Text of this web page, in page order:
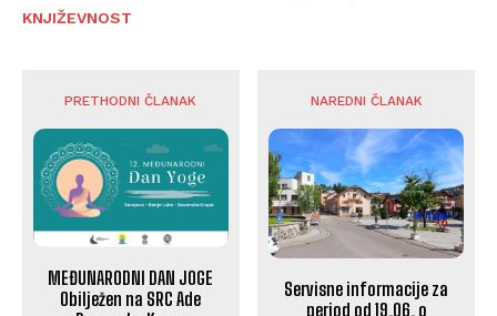
KNJIŽEVNOST
PRETHODNI ČLANAK
MEĐUNARODNI DAN JOGE
Obilježen na SRC Ade
NAREDNI ČLANAK
Servisne informacije za
period od 19.06. o